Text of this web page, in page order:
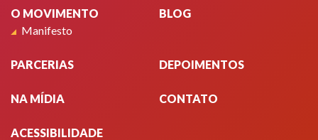
O MOVIMENTO
Manifesto
BLOG
PARCERIAS DEPOIMENTOS
NA MÍDIA CONTATO
ACESSIBILIDADE